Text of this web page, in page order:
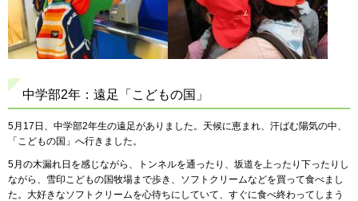
中学部2年：遠足「こどもの国」
5月17日、中学部2年生の遠足がありました。天候に恵まれ、汗ばむ陽気の中、
「こどもの国」へ行きました。
5月の木漏れ日を感じながら、トンネルを通ったり、坂道を上ったり下ったりし
ながら、雪印こどもの国牧場まで歩き、ソフトクリームなどを買って食べまし
た。大好きなソフトクリームを心待ちにしていて、すぐに食べ終わってしまう